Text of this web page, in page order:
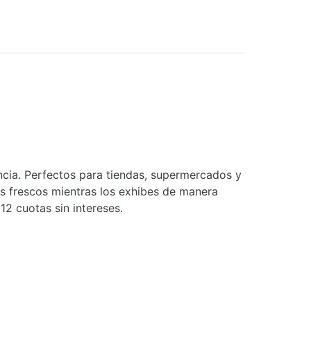
Perfectos para tiendas, supermercados y
frescos mientras los exhibes de manera
cuotas sin intereses.